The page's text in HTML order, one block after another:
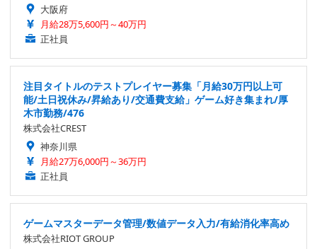
大阪府
月給28万5,600円～40万円
正社員
注目タイトルのテストプレイヤー募集「月給30万円以上可
能/土日祝休み/昇給あり/交通費支給」ゲーム好き集まれ/厚
木市勤務/476
株式会社CREST
神奈川県
月給27万6,000円～36万円
正社員
ゲームマスターデータ管理/数値データ入力/有給消化率高め
株式会社RIOT GROUP